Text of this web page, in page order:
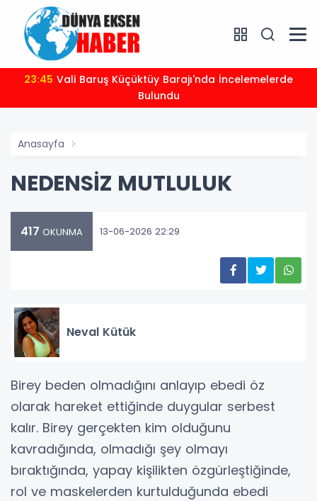
23:45
Bulundu
Anasayfa
NEDENSİZ MUTLULUK
417 OKUNMA 13-06-2026 22:29
Neval Kütük
Birey beden olmadığını anlayıp ebedi öz
olarak hareket ettiğinde duygular serbest
kalır. Birey gerçekten kim olduğunu
kavradığında, olmadığı şey olmayı
bıraktığında, yapay kişilikten özgürleştiğinde,
rol ve maskelerden kurtulduğunda ebedi